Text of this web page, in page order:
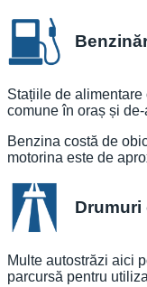
Stațiile de alimentare
comune în oraș și
Benzina costă de
motorina este de
Drumuri
Multe autostrăzi aici
parcursă pentru